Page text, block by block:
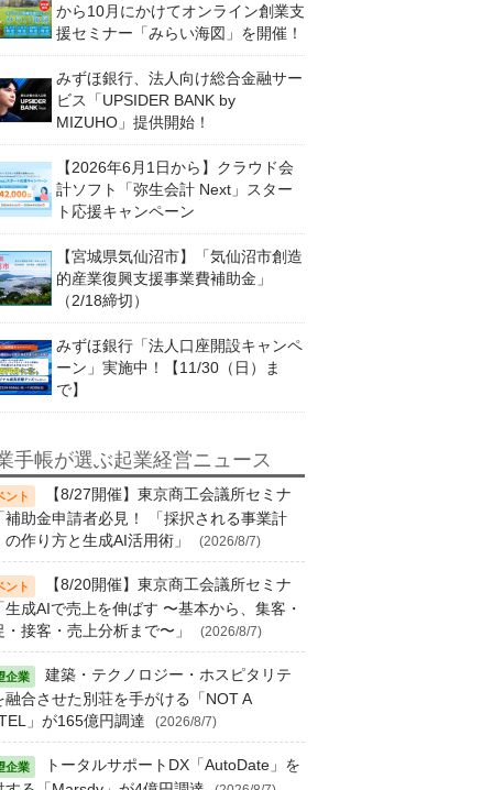
から10月にかけてオンライン創業支
援セミナー「みらい海図」を開催！
みずほ銀行、法人向け総合金融サー
ビス「UPSIDER BANK by
MIZUHO」提供開始！
【2026年6月1日から】クラウド会
計ソフト「弥生会計 Next」スター
ト応援キャンペーン
【宮城県気仙沼市】「気仙沼市創造
的産業復興支援事業費補助金」
（2/18締切）
みずほ銀行「法人口座開設キャンペ
ーン」実施中！【11/30（日）ま
で】
手帳が選ぶ起業経営ニュース
【8/27開催】東京商工会議所セミナ
補助金申請者必見！ 「採択される事業計
の作り方と生成AI活用術」
(2026/8/7)
【8/20開催】東京商工会議所セミナ
生成AIで売上を伸ばす 〜基本から、集客・
・接客・売上分析まで〜」
(2026/8/7)
建築・テクノロジー・ホスピタリテ
融合させた別荘を手がける「NOT A
」が165億円調達
(2026/8/7)
トータルサポートDX「AutoDate」を